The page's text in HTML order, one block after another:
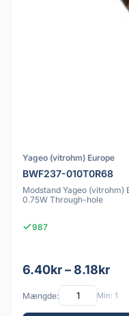
Yageo (vitrohm) Europe
BWF237-010T0R68
Modstand Yageo (vitrohm)
0.75W Through-hole
987
6.40kr – 8.18kr
Mængde: Min: 1